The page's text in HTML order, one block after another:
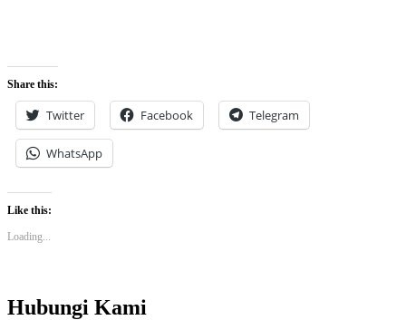
Share this:
Twitter Facebook Telegram
WhatsApp
Like this:
Loading...
Hubungi Kami